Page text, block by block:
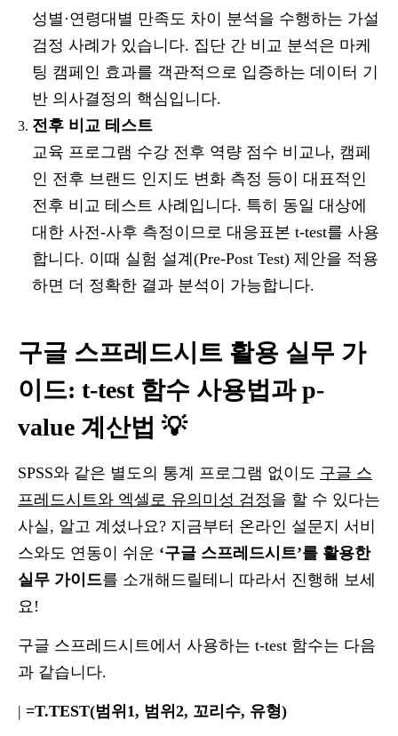
성별·연령대별 만족도 차이 분석을 수행하는 가설
검정 사례가 있습니다. 집단 간 비교 분석은 마케
팅 캠페인 효과를 객관적으로 입증하는 데이터 기
반 의사결정의 핵심입니다.
전후 비교 테스트
교육 프로그램 수강 전후 역량 점수 비교나, 캠페
인 전후 브랜드 인지도 변화 측정 등이 대표적인
전후 비교 테스트 사례입니다. 특히 동일 대상에
대한 사전-사후 측정이므로 대응표본 t-test를 사용
합니다. 이때 실험 설계(Pre-Post Test) 제안을 적용
하면 더 정확한 결과 분석이 가능합니다.
구글 스프레드시트 활용 실무 가
이드: t-test 함수 사용법과 p-
value 계산법 💡
SPSS와 같은 별도의 통계 프로그램 없이도 구글 스
프레드시트와 엑셀로 유의미성 검정을 할 수 있다는
사실, 알고 계셨나요? 지금부터 온라인 설문지 서비
스와도 연동이 쉬운 ‘구글 스프레드시트’를 활용한
실무 가이드를 소개해드릴테니 따라서 진행해 보세
요!
구글 스프레드시트에서 사용하는 t-test 함수는 다음
과 같습니다.
| =T.TEST(범위1, 범위2, 꼬리수, 유형)